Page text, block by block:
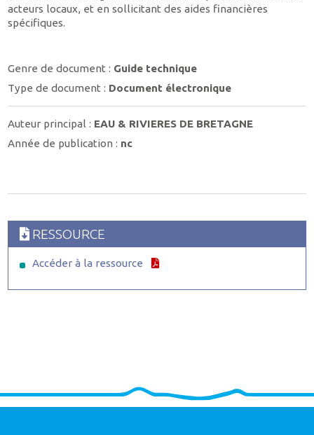
acteurs locaux, et en sollicitant des aides financières
spécifiques.
Genre de document : Guide technique
Type de document : Document électronique
Auteur principal : EAU & RIVIERES DE BRETAGNE
Année de publication : nc
RESSOURCE
Accéder à la ressource